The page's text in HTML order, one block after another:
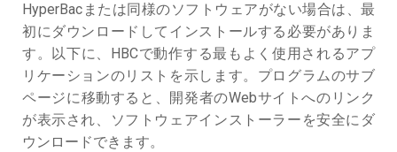
HyperBacまたは同様のソフトウェアがない場合は、最
初にダウンロードしてインストールする必要がありま
す。以下に、HBCで動作する最もよく使用されるアプ
リケーションのリストを示します。プログラムのサブ
ページに移動すると、開発者のWebサイトへのリンク
が表示され、ソフトウェアインストーラーを安全にダ
ウンロードできます。